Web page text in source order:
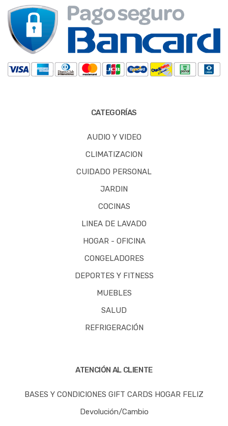
CATEGORÍAS
AUDIO Y VIDEO
CLIMATIZACION
CUIDADO PERSONAL
JARDIN
COCINAS
LINEA DE LAVADO
HOGAR - OFICINA
CONGELADORES
DEPORTES Y FITNESS
MUEBLES
SALUD
REFRIGERACIÓN
ATENCIÓN AL CLIENTE
BASES Y CONDICIONES GIFT CARDS HOGAR FELIZ
Devolución/Cambio